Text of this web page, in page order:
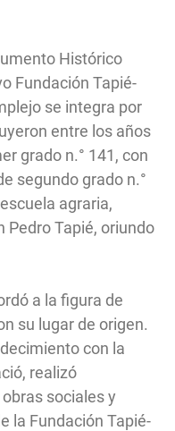
Histórico
Fundación Tapié-
se integra por
entre los años
grado n.° 141, con
segundo grado n.°
agraria,
Pedro Tapié, oriundo
a la figura de
su lugar de origen.
con la
realizó
sociales y
la Fundación Tapié-